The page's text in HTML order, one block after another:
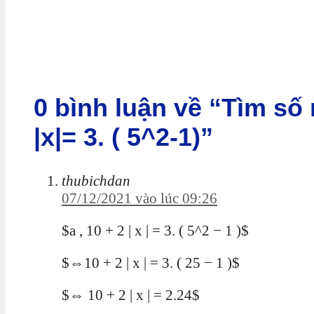
0 bình luận về “Tìm số
|x|= 3. ( 5^2-1)”
thubichdan
07/12/2021 vào lúc 09:26
$a , 10 + 2 | x | = 3. ( 5^2 − 1 )$
$⇔10 + 2 | x | = 3. ( 25 − 1 )$
$⇔ 10 + 2 | x | = 2.24$